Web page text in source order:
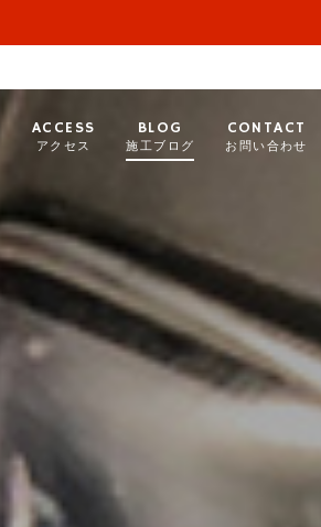
ACCESS
アクセス
BLOG
施工ブログ
CONTACT
お問い合わせ